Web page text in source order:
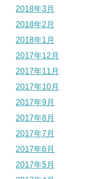
2018年3月
2018年2月
2018年1月
2017年12月
2017年11月
2017年10月
2017年9月
2017年8月
2017年7月
2017年6月
2017年5月